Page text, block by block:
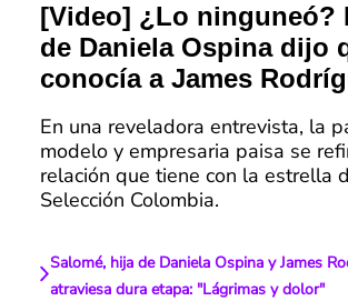
[Video] ¿Lo ninguneó?
de Daniela Ospina dijo
conocía a James
En una reveladora entrevista, la
modelo y empresaria paisa se
relación que tiene con la estrella
Selección Colombia.
Salomé, hija de Daniela Ospina y James
atraviesa dura etapa: "Lágrimas y dolor"